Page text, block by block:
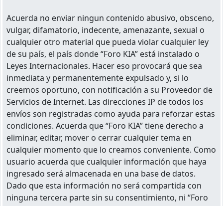
Acuerda no enviar ningun contenido abusivo, obsceno,
vulgar, difamatorio, indecente, amenazante, sexual o
cualquier otro material que pueda violar cualquier ley
de su país, el país donde “Foro KIA” está instalado o
Leyes Internacionales. Hacer eso provocará que sea
inmediata y permanentemente expulsado y, si lo
creemos oportuno, con notificación a su Proveedor de
Servicios de Internet. Las direcciones IP de todos los
envíos son registradas como ayuda para reforzar estas
condiciones. Acuerda que “Foro KIA” tiene derecho a
eliminar, editar, mover o cerrar cualquier tema en
cualquier momento que lo creamos conveniente. Como
usuario acuerda que cualquier información que haya
ingresado será almacenada en una base de datos.
Dado que esta información no será compartida con
ninguna tercera parte sin su consentimiento, ni “Foro